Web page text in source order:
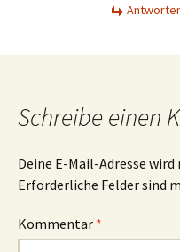
Schreibe einen
Deine E-Mail-Adresse
Erforderliche Felder sind
Kommentar *